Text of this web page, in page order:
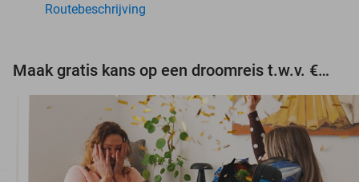
Routebeschrijving
Maak gratis kans op een droomreis t.w.v. €3.000!